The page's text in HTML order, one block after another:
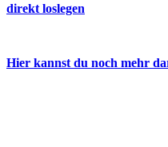
direkt loslegen
Hier kannst du noch mehr